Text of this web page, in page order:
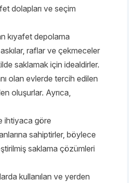
dolapları ve seçim
kıyafet depolama
raflar ve çekmeceler
saklamak için idealdirler.
olan evlerde tercih edilen
oluşurlar. Ayrıca,
ihtiyaca göre
sahiptirler, böylece
saklama çözümleri
kullanılan ve yerden